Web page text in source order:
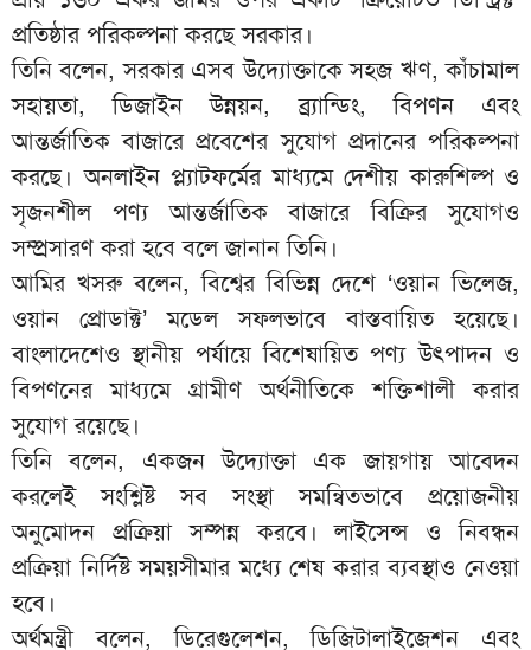
প্রতিষ্ঠার পরিকল্পনা করছে সরকার।
তিনি বলেন, সরকার এসব উদ্যোক্তাকে সহজ ঋণ, কাঁচামাল
সহায়তা, ডিজাইন উন্নয়ন, ব্র্যান্ডিং, বিপণন এবং
আন্তর্জাতিক বাজারে প্রবেশের সুযোগ প্রদানের পরিকল্পনা
করছে। অনলাইন প্ল্যাটফর্মের মাধ্যমে দেশীয় কারুশিল্প ও
সৃজনশীল পণ্য আন্তর্জাতিক বাজারে বিক্রির সুযোগও
সম্প্রসারণ করা হবে বলে জানান তিনি।
আমির খসরু বলেন, বিশ্বের বিভিন্ন দেশে ‘ওয়ান ভিলেজ,
ওয়ান প্রোডাক্ট’ মডেল সফলভাবে বাস্তবায়িত হয়েছে।
বাংলাদেশেও স্থানীয় পর্যায়ে বিশেষায়িত পণ্য উৎপাদন ও
বিপণনের মাধ্যমে গ্রামীণ অর্থনীতিকে শক্তিশালী করার
সুযোগ রয়েছে।
তিনি বলেন, একজন উদ্যোক্তা এক জায়গায় আবেদন
করলেই সংশ্লিষ্ট সব সংস্থা সমন্বিতভাবে প্রয়োজনীয়
অনুমোদন প্রক্রিয়া সম্পন্ন করবে। লাইসেন্স ও নিবন্ধন
প্রক্রিয়া নির্দিষ্ট সময়সীমার মধ্যে শেষ করার ব্যবস্থাও নেওয়া
হবে।
অর্থমন্ত্রী বলেন, ডিরেগুলেশন, ডিজিটালাইজেশন এবং